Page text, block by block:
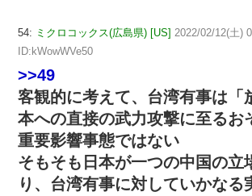
54: ミクロコックス(広島県) [US] 2022/02/12(土)
ID:kWowWVe50
>>49
客観的に考えて、台湾有事は「
本への直接の武力攻撃に至るお
重要影響事態ではない
そもそも日本が一つの中国の立
り、台湾有事に対していかなる